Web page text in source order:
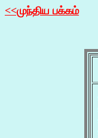
<<முந்திய பக்கம்